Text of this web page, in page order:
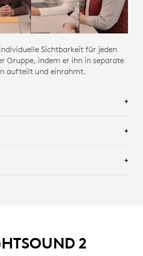
Sichtbarkeit für jeden
Gruppe, indem er ihn in separate
aufteilt und einrahmt.
2